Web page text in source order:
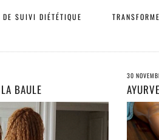
DE SUIVI DIÉTÉTIQUE
BAULE
30